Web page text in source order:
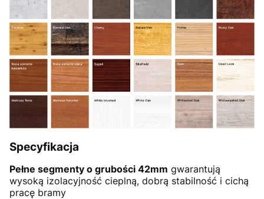
Specyfikacja
Pełne segmenty o grubości 42mm gwarantują
wysoką izolacyjność cieplną, dobrą stabilność i cichą
pracę bramy